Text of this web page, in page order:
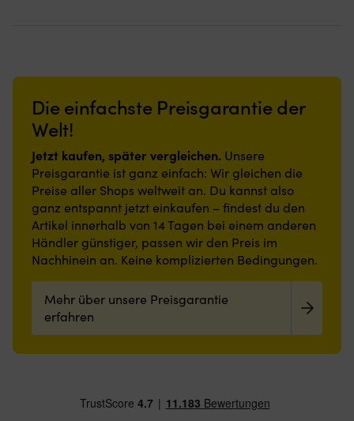
Die einfachste Preisgarantie der
Welt!
Jetzt kaufen, später vergleichen. Unsere
Preisgarantie ist ganz einfach: Wir gleichen die
Preise aller Shops weltweit an. Du kannst also
ganz entspannt jetzt einkaufen – findest du den
Artikel innerhalb von 14 Tagen bei einem anderen
Händler günstiger, passen wir den Preis im
Nachhinein an. Keine komplizierten Bedingungen.
Mehr über unsere Preisgarantie
erfahren